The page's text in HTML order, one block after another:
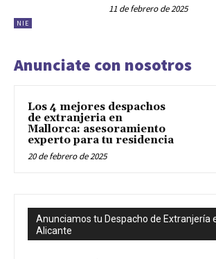
NIE
11 de febrero de 2025
Anunciate con nosotros
Los 4 mejores despachos
de extranjeria en
Mallorca: asesoramiento
experto para tu residencia
20 de febrero de 2025
Anunciamos tu Despacho de Extranjería
Alicante